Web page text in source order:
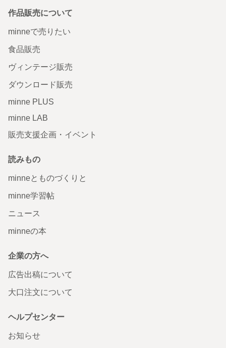
作品販売について
minneで売りたい
食品販売
ヴィンテージ販売
ダウンロード販売
minne PLUS
minne LAB
販売支援企画・イベント
読みもの
minneとものづくりと
minne学習帖
ニュース
minneの本
企業の方へ
広告出稿について
大口注文について
ヘルプセンター
お知らせ